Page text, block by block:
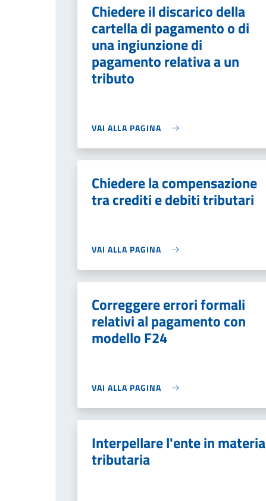
Chiedere il discarico della
cartella di pagamento o di
una ingiunzione di
pagamento relativa a un
tributo
VAI ALLA PAGINA
Chiedere la compensazione
tra crediti e debiti tributari
VAI ALLA PAGINA
Correggere errori formali
relativi al pagamento con
modello F24
VAI ALLA PAGINA
Interpellare l'ente in materia
tributaria